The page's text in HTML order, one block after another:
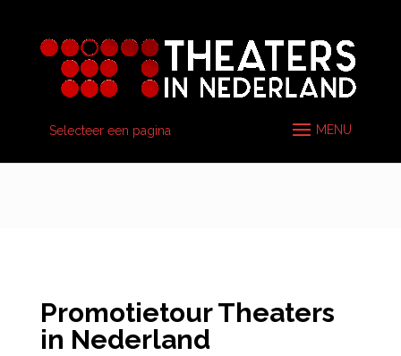
Selecteer een pagina
Promotietour Theaters
in Nederland